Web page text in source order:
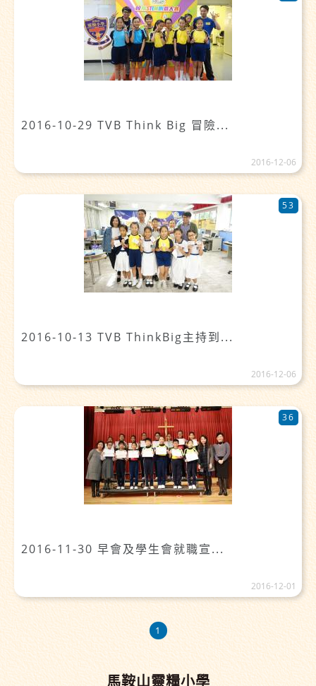
2016-10-29 TVB Think Big 冒險...
2016-12-06
2016-10-13 TVB ThinkBig主持到...
53
2016-12-06
2016-11-30 早會及學生會就職宣...
36
2016-12-01
1
馬鞍山靈糧小學